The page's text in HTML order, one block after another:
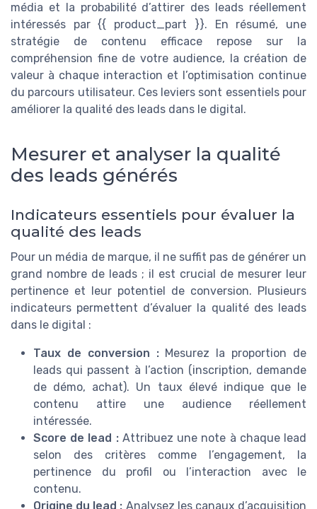
média et la probabilité d’attirer des leads réellement
intéressés par {{ product_part }}. En résumé, une
stratégie de contenu efficace repose sur la
compréhension fine de votre audience, la création de
valeur à chaque interaction et l’optimisation continue
du parcours utilisateur. Ces leviers sont essentiels pour
améliorer la qualité des leads dans le digital.
Mesurer et analyser la qualité
des leads générés
Indicateurs essentiels pour évaluer la
qualité des leads
Pour un média de marque, il ne suffit pas de générer un
grand nombre de leads ; il est crucial de mesurer leur
pertinence et leur potentiel de conversion. Plusieurs
indicateurs permettent d’évaluer la qualité des leads
dans le digital :
Taux de conversion :Mesurez la proportion de
leads qui passent à l’action (inscription, demande
de démo, achat). Un taux élevé indique que le
contenu attire une audience réellement
intéressée.
Score de lead :Attribuez une note à chaque lead
selon des critères comme l’engagement, la
pertinence du profil ou l’interaction avec le
contenu.
Origine du lead : Analysez les canaux d’acquisition